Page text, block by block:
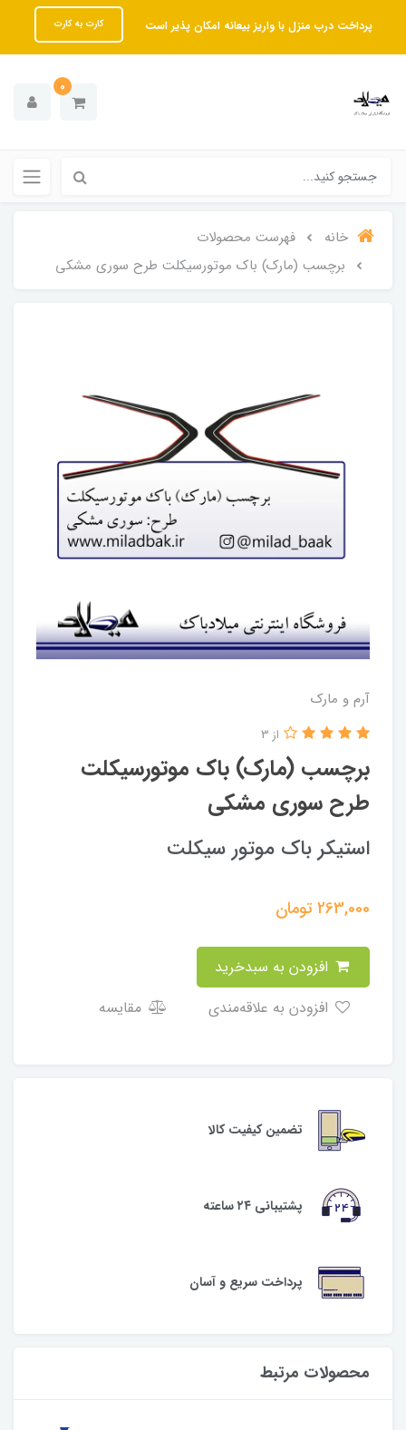
پرداخت درب منزل با واریز بیعانه امکان پذیر است کارت به کارت
0
خانه
فهرست محصولات
برچسب (مارک) باک موتورسیکلت طرح سوری مشکی
آرم و مارک
برچسب (مارک) باک موتورسیکلت
طرح سوری مشکی
از 3
استیکر باک موتور سیکلت
263,000تومان
مقایسه
تضمین کیفیت کالا
پشتیبانی ۲۴ ساعته
پرداخت سریع و آسان
محصولات مرتبط